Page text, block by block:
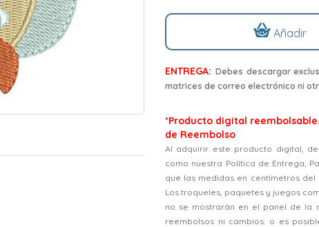
Añadir
ENTREGA: Debes descargar
matrices de correo electrónico ni
*Producto digital
de Reembolso
Al adquirir este producto digital,
como nuestra Política de Entrega,
que las medidas en centímetros
Los troqueles, paquetes y juegos
no se mostrarán en el panel de la
reembolsos ni cambios. o es